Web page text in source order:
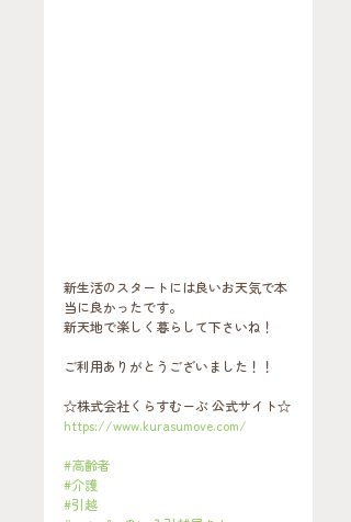
新生活のスタートには良いお天気で本
当に良かったです。
新天地で楽しく暮らして下さいね！
ご利用ありがとうございました！！
☆株式会社くらすむーぶ 公式サイト☆
https://www.kurasumove.com/
#高齢者
#介護
#引越